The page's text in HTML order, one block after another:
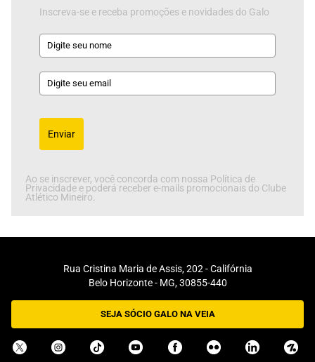
Inscreva-se e receba promoções e novidades do Galo
Enviar
Ao se inscrever, você concorda com nossa Política de
Privacidade e poderá receber e-mails promocionais do Clube
Atlético Mineiro.
Rua Cristina Maria de Assis, 202 - Califórnia
Belo Horizonte - MG, 30855-440
SEJA SÓCIO GALO NA VEIA